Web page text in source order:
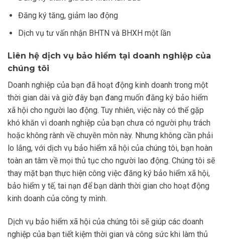
Đăng ký tăng, giảm lao động
Dịch vụ tư vấn nhận BHTN và BHXH một lần
Liên hệ dịch vụ bảo hiểm tại doanh nghiệp của
chúng tôi
Doanh nghiệp của bạn đã hoạt động kinh doanh trong một
thời gian dài và giờ đây bạn đang muốn đăng ký bảo hiểm
xã hội cho người lao động. Tuy nhiên, việc này có thể gặp
khó khăn vì doanh nghiệp của bạn chưa có người phụ trách
hoặc không rành về chuyên môn này. Nhưng không cần phải
lo lắng, với dịch vụ bảo hiểm xã hội của chúng tôi, bạn hoàn
toàn an tâm về mọi thủ tục cho người lao động. Chúng tôi sẽ
thay mặt bạn thực hiện công việc đăng ký bảo hiểm xã hội,
bảo hiểm y tế, tai nạn để bạn dành thời gian cho hoạt động
kinh doanh của công ty mình.
Dịch vụ bảo hiểm xã hội của chúng tôi sẽ giúp các doanh
nghiệp của bạn tiết kiệm thời gian và công sức khi làm thủ